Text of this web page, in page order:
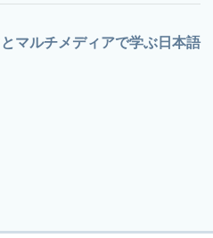
マルチメディアで学ぶ日本語